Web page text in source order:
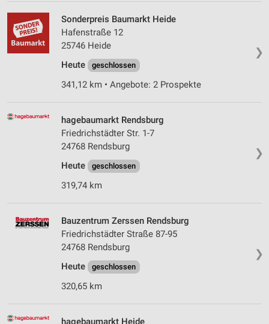
❯
Sonderpreis Baumarkt Heide
Hafenstraße 12
25746 Heide
Heute
geschlossen
341,12 km • Angebote: 2 Prospekte
❯
hagebaumarkt Rendsburg
Friedrichstädter Str. 1-7
24768 Rendsburg
Heute
geschlossen
319,74 km
❯
Bauzentrum Zerssen Rendsburg
Friedrichstädter Straße 87-95
24768 Rendsburg
Heute
geschlossen
320,65 km
hagebaumarkt Heide